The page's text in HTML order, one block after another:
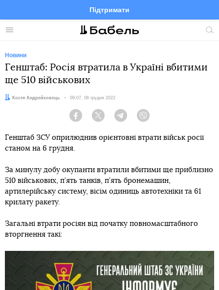
Меню
Підтримати
FacebookTelegramTwitter
Новини
Генштаб: Росія втратила в Україні вбитими
ще 510 військових
Автор:Костя Андрейковець Дата:
09:07, 06 грудня 2022
Facebook Twitter Telegram
Генштаб ЗСУ оприлюднив орієнтовні втрати військ росії
станом на 6 грудня.
За минулу добу окупанти втратили вбитими ще приблизно
510 військових, п’ять танків, п’ять бронемашин,
артилерійську систему, вісім одиниць автотехніки та 61
крилату ракету.
Загальні втрати росіян від початку повномасштабного
вторгнення такі: